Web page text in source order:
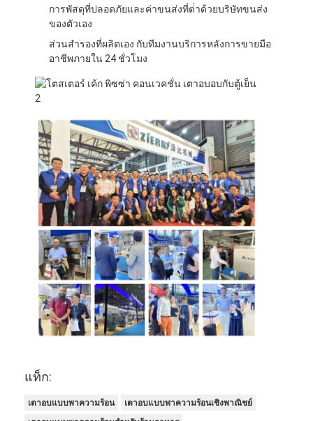
สายการผลิตเบเกอรี่
เครื่องผสมแป้ง
เครื่องปรับปรุงอาหาร
เครื่องรีดแป้ง
เครื่องตัดขนมปัง
เครื่องพิสูจน์เบเกอรี่
ตู้แช่แข็งสำหรับขึ้นรูปขนมปัง
เตาอบแบบแร็ค
เตาอบขนมพาณิชย์
เตาอบแบบผสม
เตาอบพิซซ่า
การพัสดุที่ปลอดภัยและค่าขนส่งที่ต่ําด้วยบริษัทขนส่ง
ของตัวเอง
ส่วนสํารองที่ผลิตเอง กับทีมงานบริการหลังการขายมือ
อาชีพภายใน 24 ชั่วโมง
แท็ก:
เตาอบแบบพาความร้อน
เตาอบแบบพาความร้อนเชิงพาณิชย์